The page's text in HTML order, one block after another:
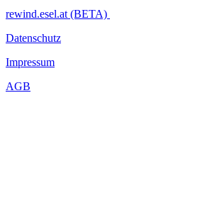
rewind.esel.at (BETA)
Datenschutz
Impressum
AGB